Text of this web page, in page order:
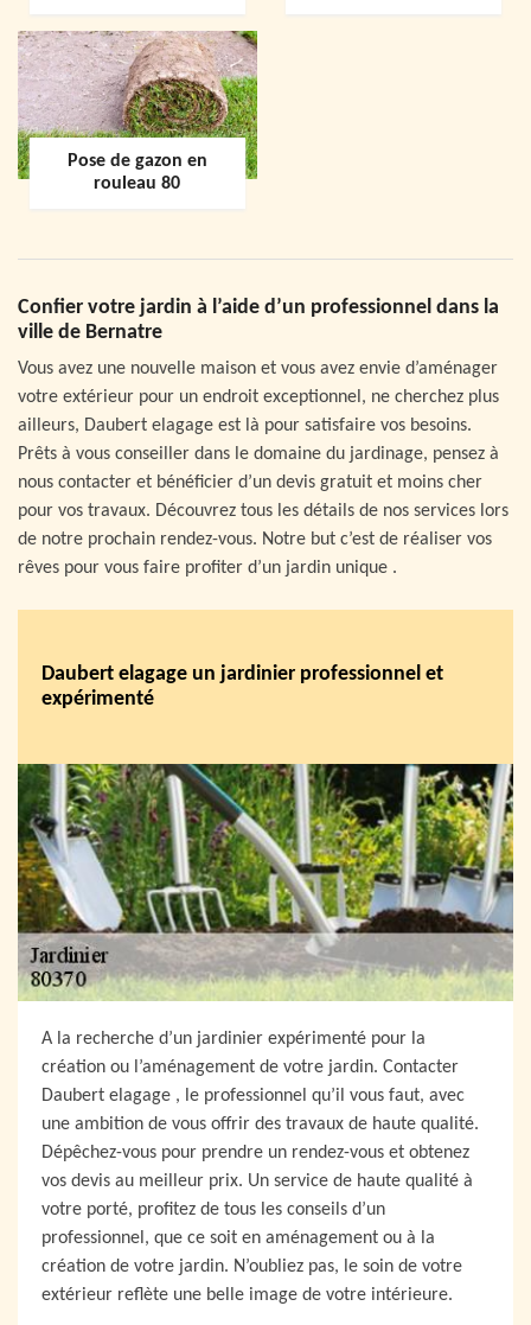
Pose de gazon en
rouleau 80
Confier votre jardin à l’aide d’un professionnel dans la
ville de Bernatre
Vous avez une nouvelle maison et vous avez envie d’aménager
votre extérieur pour un endroit exceptionnel, ne cherchez plus
ailleurs, Daubert elagage est là pour satisfaire vos besoins.
Prêts à vous conseiller dans le domaine du jardinage, pensez à
nous contacter et bénéficier d’un devis gratuit et moins cher
pour vos travaux. Découvrez tous les détails de nos services lors
de notre prochain rendez-vous. Notre but c’est de réaliser vos
rêves pour vous faire profiter d’un jardin unique .
Daubert elagage un jardinier professionnel et
expérimenté
A la recherche d’un jardinier expérimenté pour la
création ou l’aménagement de votre jardin. Contacter
Daubert elagage , le professionnel qu’il vous faut, avec
une ambition de vous offrir des travaux de haute qualité.
Dépêchez-vous pour prendre un rendez-vous et obtenez
vos devis au meilleur prix. Un service de haute qualité à
votre porté, profitez de tous les conseils d’un
professionnel, que ce soit en aménagement ou à la
création de votre jardin. N’oubliez pas, le soin de votre
extérieur reflète une belle image de votre intérieure.